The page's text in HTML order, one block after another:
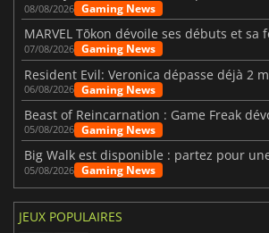
08/08/2026 Gaming News
07/08/2026 Gaming News
06/08/2026 Gaming News
05/08/2026 Gaming News
05/08/2026 Gaming News
JEUX POPULAIRES